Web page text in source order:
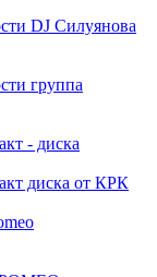
DJ Силуянова
группа
- диска
диска от КРК